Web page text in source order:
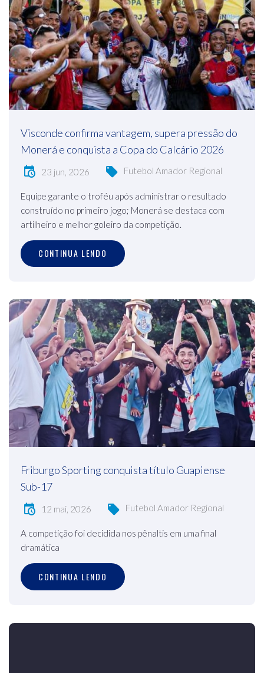
Visconde confirma vantagem, supera pressão do
Monerá e conquista a Copa do Calcário 2026
23 jun, 2026 Futebol Amador Regional
Equipe garante o troféu após administrar o resultado
construído no primeiro jogo; Monerá se destaca com
artilheiro e melhor goleiro da competição.
CONTINUA LENDO
Friburgo Sporting conquista título Guapiense
Sub-17
12 mai, 2026 Futebol Amador Regional
A competição foi decidida nos pênaltis em uma final
dramática
CONTINUA LENDO